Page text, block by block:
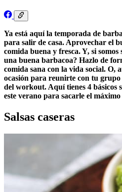
Ya está aquí la temporada de
para salir de casa. Aprovechar el
comida buena y fresca. Y, si
una buena barbacoa? Hazlo de
comida sana con la vida social. O,
ocasión para reunirte con tu grupo
del workout. Aquí tienes 4 básicos
este verano para sacarle el
Salsas caseras